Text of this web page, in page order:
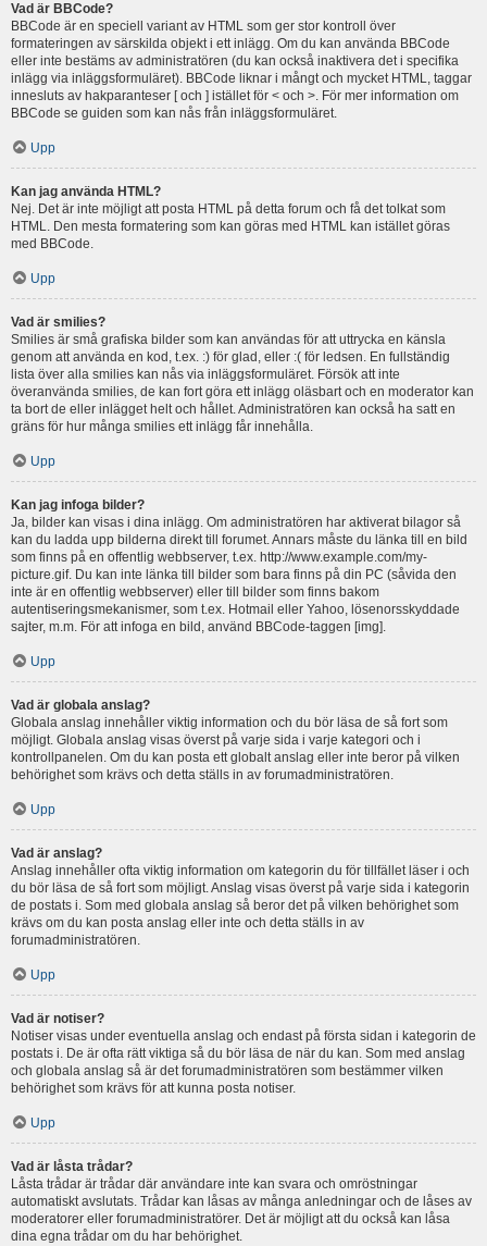
Vad är BBCode?
BBCode är en speciell variant av HTML som ger stor kontroll över
formateringen av särskilda objekt i ett inlägg. Om du kan använda BBCode
eller inte bestäms av administratören (du kan också inaktivera det i specifika
inlägg via inläggsformuläret). BBCode liknar i mångt och mycket HTML, taggar
innesluts av hakparanteser [ och ] istället för < och >. För mer information om
BBCode se guiden som kan nås från inläggsformuläret.
Upp
Kan jag använda HTML?
Nej. Det är inte möjligt att posta HTML på detta forum och få det tolkat som
HTML. Den mesta formatering som kan göras med HTML kan istället göras
med BBCode.
Upp
Vad är smilies?
Smilies är små grafiska bilder som kan användas för att uttrycka en känsla
genom att använda en kod, t.ex. :) för glad, eller :( för ledsen. En fullständig
lista över alla smilies kan nås via inläggsformuläret. Försök att inte
överanvända smilies, de kan fort göra ett inlägg oläsbart och en moderator kan
ta bort de eller inlägget helt och hållet. Administratören kan också ha satt en
gräns för hur många smilies ett inlägg får innehålla.
Upp
Kan jag infoga bilder?
Ja, bilder kan visas i dina inlägg. Om administratören har aktiverat bilagor så
kan du ladda upp bilderna direkt till forumet. Annars måste du länka till en bild
som finns på en offentlig webbserver, t.ex. http://www.example.com/my-
picture.gif. Du kan inte länka till bilder som bara finns på din PC (såvida den
inte är en offentlig webbserver) eller till bilder som finns bakom
autentiseringsmekanismer, som t.ex. Hotmail eller Yahoo, lösenorsskyddade
sajter, m.m. För att infoga en bild, använd BBCode-taggen [img].
Upp
Vad är globala anslag?
Globala anslag innehåller viktig information och du bör läsa de så fort som
möjligt. Globala anslag visas överst på varje sida i varje kategori och i
kontrollpanelen. Om du kan posta ett globalt anslag eller inte beror på vilken
behörighet som krävs och detta ställs in av forumadministratören.
Upp
Vad är anslag?
Anslag innehåller ofta viktig information om kategorin du för tillfället läser i och
du bör läsa de så fort som möjligt. Anslag visas överst på varje sida i kategorin
de postats i. Som med globala anslag så beror det på vilken behörighet som
krävs om du kan posta anslag eller inte och detta ställs in av
forumadministratören.
Upp
Vad är notiser?
Notiser visas under eventuella anslag och endast på första sidan i kategorin de
postats i. De är ofta rätt viktiga så du bör läsa de när du kan. Som med anslag
och globala anslag så är det forumadministratören som bestämmer vilken
behörighet som krävs för att kunna posta notiser.
Upp
Vad är låsta trådar?
Låsta trådar är trådar där användare inte kan svara och omröstningar
automatiskt avslutats. Trådar kan låsas av många anledningar och de låses av
moderatorer eller forumadministratörer. Det är möjligt att du också kan låsa
dina egna trådar om du har behörighet.